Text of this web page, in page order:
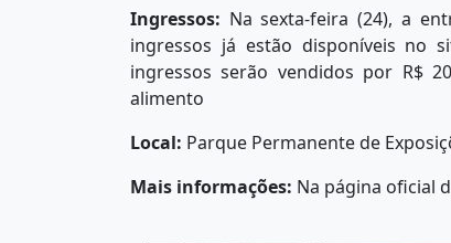
Ingressos: Na sexta-feira (24), a
ingressos já estão disponíveis no
ingressos serão vendidos por R$
alimento
Local: Parque Permanente de
Mais informações: Na página oficial